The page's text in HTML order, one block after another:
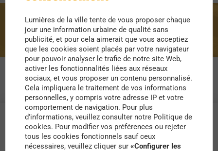
hygiène
Lumières de la ville tente de vous proposer chaque
jour une information urbaine de qualité sans
publicité, et pour cela aimerait que vous acceptiez
que les cookies soient placés par votre navigateur
pour pouvoir analyser le trafic de notre site Web,
activer les fonctionnalités liées aux réseaux
sociaux, et vous proposer un contenu personnalisé.
Cela impliquera le traitement de vos informations
personnelles, y compris votre adresse IP et votre
comportement de navigation. Pour plus
d'informations, veuillez consulter notre Politique de
cookies. Pour modifier vos préférences ou rejeter
tous les cookies fonctionnels sauf ceux
nécessaires, veuillez cliquer sur«Configurer les